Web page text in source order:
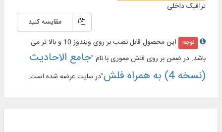
ترافیک داخلی
مقایسه کنید
توجه:
این محصول قابل نصب بر روی ویندوز 10 و بالا تر می
باشد. در ضمن بر روی فلش مموری با نام "جامع الاحادیث
(نسخه 4) به همراه فلش
"در سایت عرضه شده است.